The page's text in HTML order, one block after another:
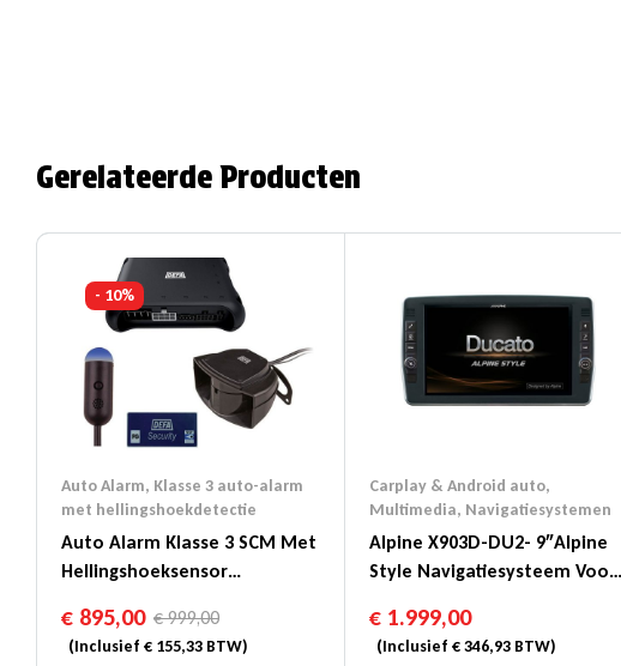
Gerelateerde Producten
- 10%
Auto Alarm, Klasse 3 auto-alarm
met hellingshoekdetectie
Auto Alarm Klasse 3 SCM Met
Hellingshoeksensor
€999,00
€ 895,00
(Inclusief € 155,33 BTW)
Carplay & Android auto,
Multimedia, Navigatiesystemen
Alpine X903D-DU2- 9″Alpine
Style Navigatiesysteem Voor
€1.999,00
(Inclusief €346,93BTW)